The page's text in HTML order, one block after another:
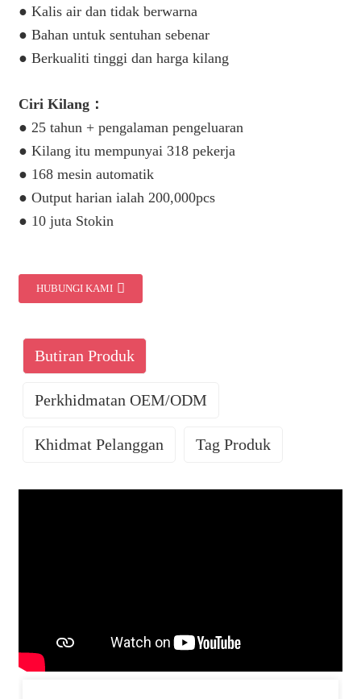
● Kalis air dan tidak berwarna
● Bahan untuk sentuhan sebenar
● Berkualiti tinggi dan harga kilang
Ciri Kilang：
● 25 tahun + pengalaman pengeluaran
● Kilang itu mempunyai 318 pekerja
● 168 mesin automatik
● Output harian ialah 200,000pcs
● 10 juta Stokin
HUBUNGI KAMI
Butiran Produk
Perkhidmatan OEM/ODM
Khidmat Pelanggan Tag Produk